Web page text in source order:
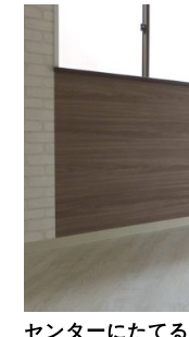
センターにたて